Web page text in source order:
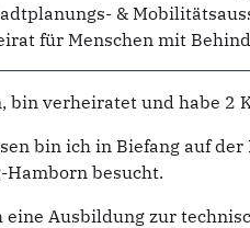
&
für Menschen mit
bin verheiratet und habe 2
bin ich in Biefang auf
besucht.
Ausbildung zur